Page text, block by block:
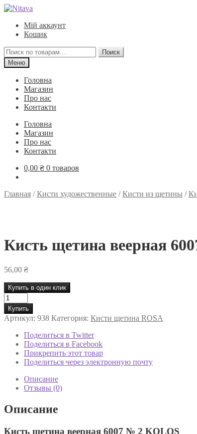
Перейти
навигации
Перейти
содержимому
Мій аккаунт
Кошик
Искать:
Поиск
Меню
Головна
Магазин
Про нас
Контакти
Головна
Магазин
Про нас
Контакти
0,00 ₴ 0 товаров
Главная /Кисти художественные /Кисти из щетины /
Кисть щетина веерная
56,00 ₴
Купить в один клик
Количество
товара
Кисть
щетина
веерная
6007
KOLOS
Купить
Артикул: 938 Категория: Кисти щетина ROSA
Поделиться в Twitter
Поделиться в Facebook
Прикрепить этот товар
Поделиться через электронную почту
Описание
Отзывы (0)
Описание
Кисть щетина веерная 6007 № 2 KOLOS